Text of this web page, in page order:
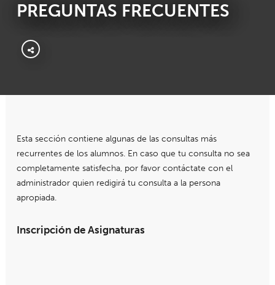
PREGUNTAS FRECUENTES
Esta sección contiene algunas de las consultas más
recurrentes de los alumnos. En caso que tu consulta no sea
completamente satisfecha, por favor contáctate con el
administrador quien redigirá tu consulta a la persona
apropiada.
Inscripción de Asignaturas